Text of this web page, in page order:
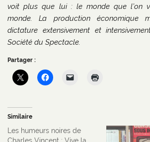
voit plus que lui : le monde que l’on
monde. La production économique
dictature extensivement et
Société du Spectacle.
Partager :
Similaire
Les humeurs noires de